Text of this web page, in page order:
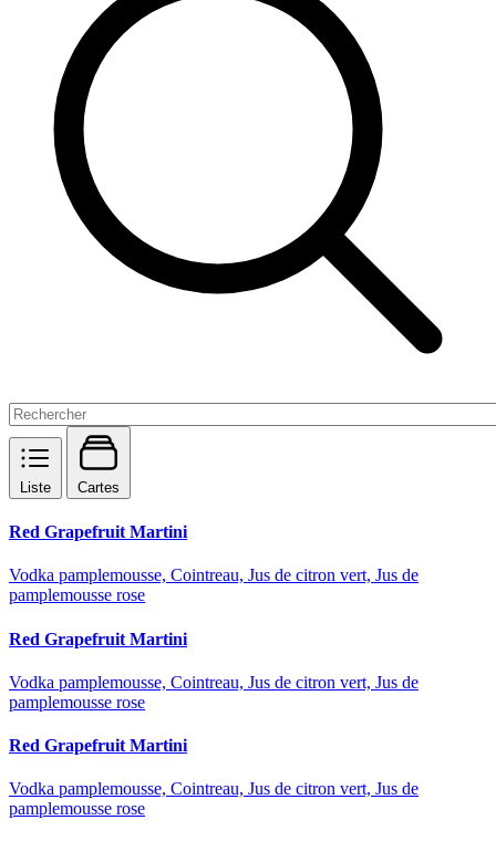
Liste Cartes
Red Grapefruit Martini
Vodka pamplemousse, Cointreau, Jus de citron vert, Jus de
pamplemousse rose
Red Grapefruit Martini
Vodka pamplemousse, Cointreau, Jus de citron vert, Jus de
pamplemousse rose
Red Grapefruit Martini
Vodka pamplemousse, Cointreau, Jus de citron vert, Jus de
pamplemousse rose